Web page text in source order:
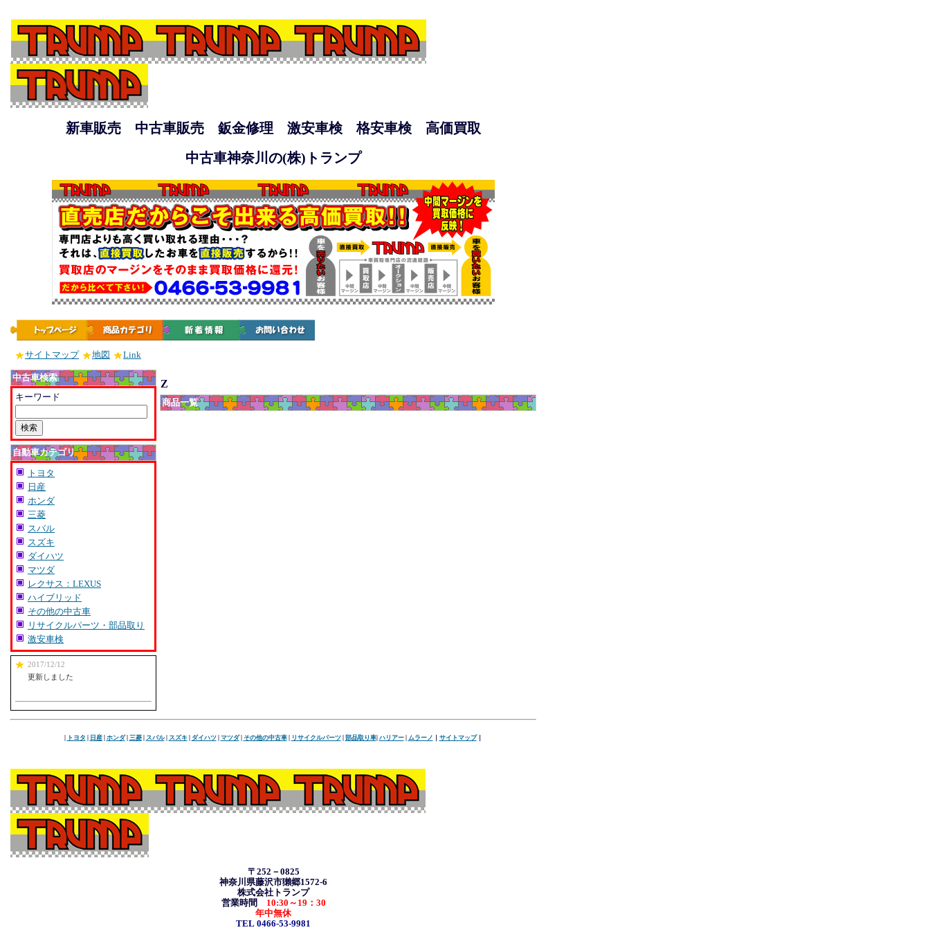
新車販売 中古車販売 鈑金修理 激安車検 格安車検 高価買取
中古車神奈川の(株)トランプ
サイトマップ 地図 Link
中古車検索
キーワード
自動車カテゴリ
トヨタ
日産
ホンダ
三菱
スバル
スズキ
ダイハツ
マツダ
レクサス：LEXUS
ハイブリッド
その他の中古車
リサイクルパーツ・部品取り
激安車検
2017/12/12
更新しました
Z
商品一覧
トヨタ 日産| ホンダ| 三菱| スバル| スズキ| ダイハツ| マツダ| その他の中古車| リサイクルパーツ| 部品取り車| ハリアー| ムラーノ サイトマップ｜
〒252－0825
神奈川県藤沢市獺郷1572-6
株式会社トランプ
営業時間 10:30 ～19：30
年中無休
TEL 0466-53-9981